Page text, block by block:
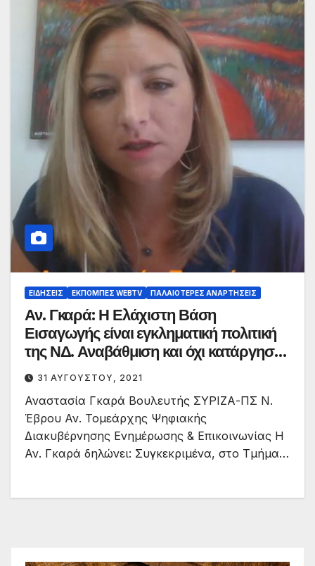
ΕΙΔΉΣΕΙΣ ΕΚΠΟΜΠΈΣ WEBTV ΠΑΛΑΙΟΤΕΡΕΣ ΑΝΑΡΤΗΣΕΙΣ
Αν. Γκαρά: Η Ελάχιστη Βάση
Εισαγωγής είναι εγκληματική πολιτική
της ΝΔ. Αναβάθμιση και όχι κατάργηση
για την Νοσηλευτική Διδ/χου. Στήριξη
των Περιφερειακών ΑΕΙ με σοβαρά
κίνητρα σε καθηγητές και φοιτητές.
31 ΑΥΓΟΎΣΤΟΥ, 2021
Αναστασία Γκαρά Βουλευτής ΣΥΡΙΖΑ-ΠΣ Ν.
Έβρου Αν. Τομεάρχης Ψηφιακής
Διακυβέρνησης Ενημέρωσης & Επικοινωνίας Η
Αν. Γκαρά δηλώνει: Συγκεκριμένα, στο Τμήμα…